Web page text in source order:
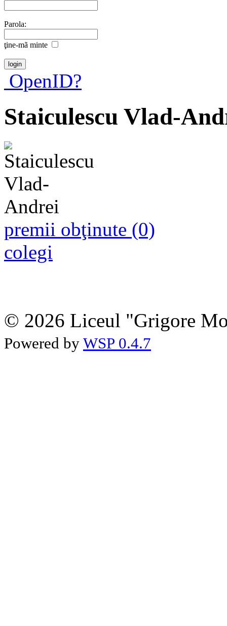
Parola:
ţine-mã minte
OpenID?
Staiculescu Vlad-
premii obţinute (0)
colegi
© 2026 Liceul "Grigore
Powered by WSP 0.4.7